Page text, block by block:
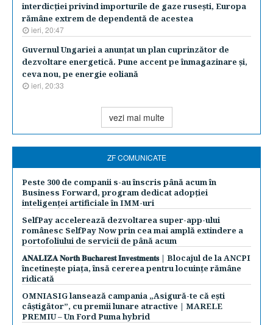
interdicţiei privind importurile de gaze ruseşti, Europa
rămâne extrem de dependentă de acestea
ieri, 20:47
Guvernul Ungariei a anunţat un plan cuprinzător de
dezvoltare energetică. Pune accent pe înmagazinare şi,
ceva nou, pe energie eoliană
ieri, 20:33
vezi mai multe
ZF COMUNICATE
Peste 300 de companii s-au înscris până acum în
Business Forward, program dedicat adopției
inteligenței artificiale în IMM-uri
SelfPay accelerează dezvoltarea super-app-ului
românesc SelfPay Now prin cea mai amplă extindere a
portofoliului de servicii de până acum
𝐀𝐍𝐀𝐋𝐈𝐙𝐀 𝐍𝐨𝐫𝐭𝐡 𝐁𝐮𝐜𝐡𝐚𝐫𝐞𝐬𝐭 𝐈𝐧𝐯𝐞𝐬𝐭𝐦𝐞𝐧𝐭𝐬 | Blocajul de la ANCPI
încetinește piața, însă cererea pentru locuințe rămâne
ridicată
OMNIASIG lansează campania „Asigură-te că ești
câștigător”, cu premii lunare atractive | MARELE
PREMIU – Un Ford Puma hybrid